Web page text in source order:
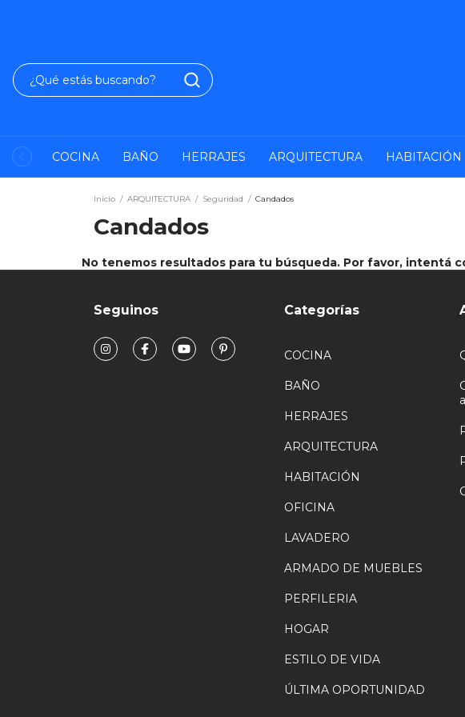
COCINA BAÑO HERRAJES ARQUITECTURA HABITACIÓN
Inicio / ARQUITECTURA / Seguridad / Candados
Candados
No tenemos resultados para tu búsqueda. Por favor, intentá
Seguinos Categorías
COCINA
BAÑO
HERRAJES
ARQUITECTURA
HABITACIÓN
OFICINA
LAVADERO
ARMADO DE MUEBLES
PERFILERIA
HOGAR
ESTILO DE VIDA
ÚLTIMA OPORTUNIDAD